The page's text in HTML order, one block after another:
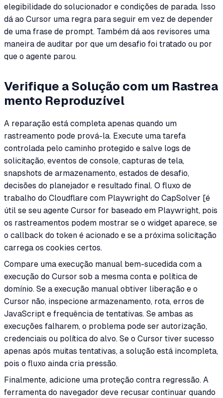
elegibilidade do solucionador e condições de parada. Isso
dá ao Cursor uma regra para seguir em vez de depender
de uma frase de prompt. Também dá aos revisores uma
maneira de auditar por que um desafio foi tratado ou por
que o agente parou.
Verifique a Solução com um Rastrea
mento Reproduzível
A reparação está completa apenas quando um
rastreamento pode prová-la. Execute uma tarefa
controlada pelo caminho protegido e salve logs de
solicitação, eventos de console, capturas de tela,
snapshots de armazenamento, estados de desafio,
decisões do planejador e resultado final. O fluxo de
trabalho do Cloudflare com Playwright do CapSolver [é
útil se seu agente Cursor for baseado em Playwright, pois
os rastreamentos podem mostrar se o widget aparece, se
o callback do token é acionado e se a próxima solicitação
carrega os cookies certos.
Compare uma execução manual bem-sucedida com a
execução do Cursor sob a mesma conta e política de
domínio. Se a execução manual obtiver liberação e o
Cursor não, inspecione armazenamento, rota, erros de
JavaScript e frequência de tentativas. Se ambas as
execuções falharem, o problema pode ser autorização,
credenciais ou política do alvo. Se o Cursor tiver sucesso
apenas após muitas tentativas, a solução está incompleta,
pois o fluxo ainda cria pressão.
Finalmente, adicione uma proteção contra regressão. A
ferramenta do navegador deve recusar continuar quando